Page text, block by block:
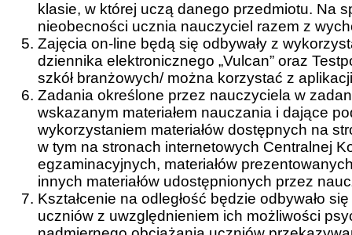
klasie, w której uczą danego przedmiotu. Na
nieobecności ucznia nauczyciel razem z
Zajęcia on-line będą się odbywały z
dziennika elektronicznego „Vulcan” oraz
szkół branżowych/ można korzystać z
Zadania określone przez nauczyciela w
wskazanym materiałem nauczania i dające
wykorzystaniem materiałów dostępnych na
w tym na stronach internetowych Centralnej
egzaminacyjnych, materiałów
innych materiałów udostępnionych przez
Kształcenie na odległość będzie odbywało
uczniów z uwzględnieniem ich możliwości